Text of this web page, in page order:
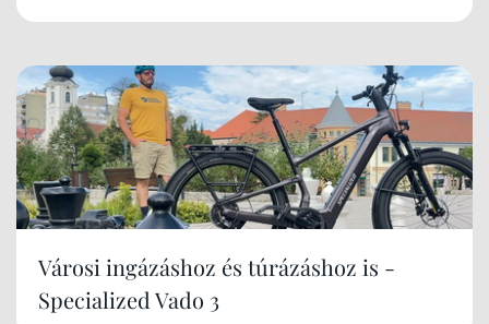
Városi ingázáshoz és túrázáshoz is -
Specialized Vado 3